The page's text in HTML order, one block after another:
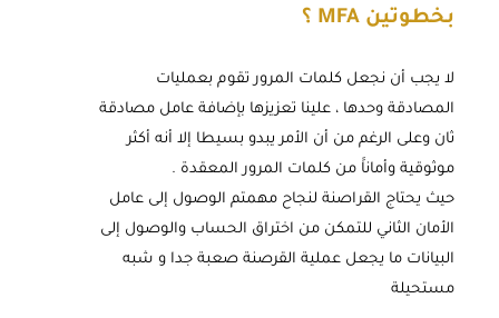
بخطوتين MFA ؟
لا يجب أن نجعل كلمات المرور تقوم بعمليات
المصادقة وحدها ، علينا تعزيزها بإضافة عامل مصادقة
ثان وعلى الرغم من أن الأمر يبدو بسيطا إلا أنه أكثر
موثوقية وأماناََ من كلمات المرور المعقدة .
حيث يحتاج القراصنة لنجاح مهمتم الوصول إلى عامل
الأمان الثاني للتمكن من اختراق الحساب والوصول إلى
البيانات ما يجعل عملية القرصنة صعبة جدا و شبه
مستحيلة